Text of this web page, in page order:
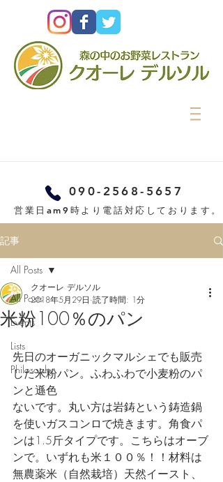
090-2568-5657
営業日am9時より電話対応しております。
記事
All Posts
Events
Lists
Philosophy
All Posts
米粉100％のパン
クオーレ デルソル
2018年5月29日 読了時間: 1分
先日のオーガニックマルシェでも販売
した米粉パン。ふわふわで小麦粉のパ
ンと遜色
ないです。丸い方は岩鋳という鋳造鍋
を使いガスコンロで焼きます。角食パ
ンは1.5斤タイプです。こちらはオーブ
ンで。いずれも米１００％！！材料は
無農薬米（自然栽培）天然イースト、